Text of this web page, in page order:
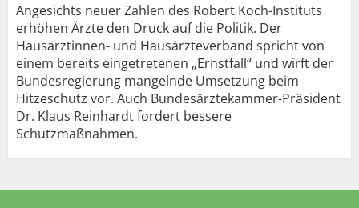
Angesichts neuer Zahlen des Robert Koch-Instituts
erhöhen Ärzte den Druck auf die Politik. Der
Hausärztinnen- und Hausärzteverband spricht von
einem bereits eingetretenen „Ernstfall“ und wirft der
Bundesregierung mangelnde Umsetzung beim
Hitzeschutz vor. Auch Bundesärztekammer-Präsident
Dr. Klaus Reinhardt fordert bessere
Schutzmaßnahmen.